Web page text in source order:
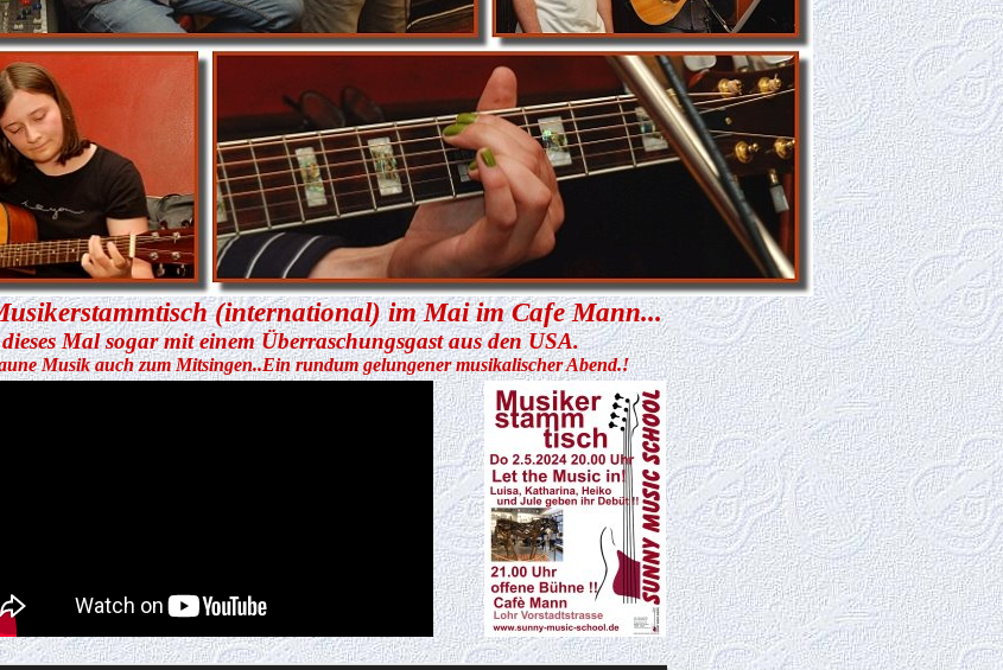
(international) im Mai im Cafe Mann...
Mal sogar mit einem Überraschungsgast aus den USA.
Musik auch zum Mitsingen..Ein rundum gelungener musikalischer Abend.!